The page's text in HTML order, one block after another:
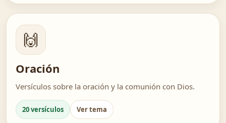
🙌
Oración
Versículos sobre la oración y la comunión con Dios.
20 versículos Ver tema